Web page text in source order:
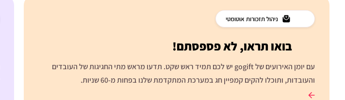
ניהול תזכורות אוטומטי
בואו תראו, לא פספסתם!
עם יומן האירועים של gogift יש לכם תמיד ראש שקט. תדעו מראש מתי החגיגות של העובדים
והעובדות, ותוכלו להקים קמפיין חג במערכת המתקדמת שלנו בפחות מ-60 שניות.